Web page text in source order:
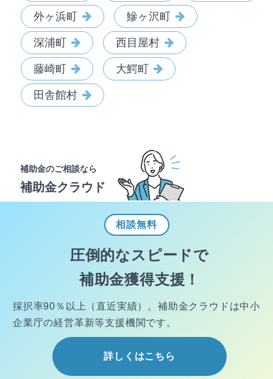
外ヶ浜町 鰺ヶ沢町
深浦町 西目屋村
藤崎町 大鰐町
田舎館村
補助金のご相談なら
補助金クラウド
相談無料
圧倒的なスピードで
補助金獲得支援！
採択率90％以上（直近実績）。 補助金クラウドは中小
企業庁の経営革新等支援機関です。
詳しくはこちら